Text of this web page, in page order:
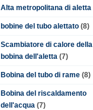
Alta metropolitana di aletta
bobine del tubo alettato (8)
Scambiatore di calore della
bobina dell'aletta (7)
Bobina del tubo di rame (8)
Bobina del riscaldamento
dell'acqua (7)